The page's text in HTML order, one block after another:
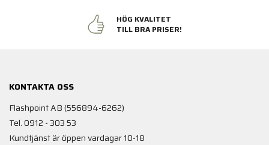
HÖG KVALITET
TILL BRA PRISER!
KONTAKTA OSS
Flashpoint AB (556894-6262)
Tel. 0912 - 303 53
Kundtjänst är öppen vardagar 10-18